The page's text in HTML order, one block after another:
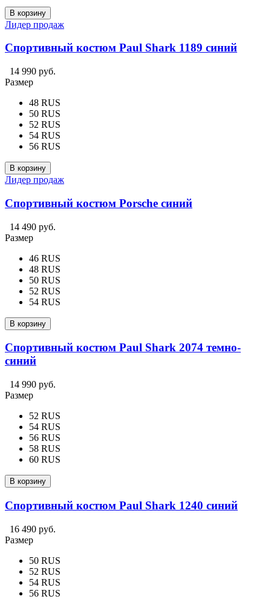
В корзину
Лидер продаж
Спортивный костюм Paul Shark 1189 синий
14 990 руб.
Размер
48 RUS
50 RUS
52 RUS
54 RUS
56 RUS
В корзину
Лидер продаж
Спортивный костюм Porsche синий
14 490 руб.
Размер
46 RUS
48 RUS
50 RUS
52 RUS
54 RUS
В корзину
Спортивный костюм Paul Shark 2074 темно-
синий
14 990 руб.
Размер
52 RUS
54 RUS
56 RUS
58 RUS
60 RUS
В корзину
Спортивный костюм Paul Shark 1240 синий
16 490 руб.
Размер
50 RUS
52 RUS
54 RUS
56 RUS